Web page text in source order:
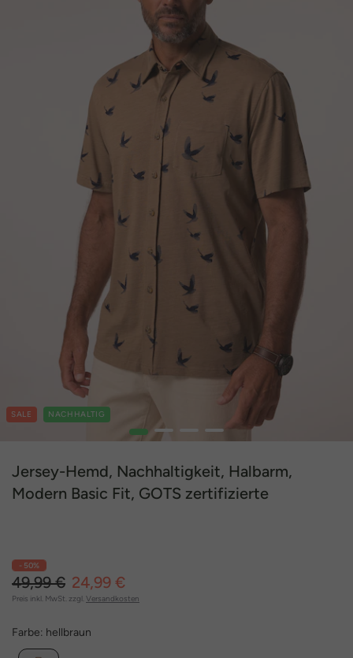
SALE NACHHALTIG
1 2 3 4
Jersey-Hemd, Nachhaltigkeit, Halbarm,
Modern Basic Fit, GOTS zertifizierte
- 50%
49,99 € 24,99 €
Preis inkl. MwSt. zzgl. Versandkosten
Farbe: hellbraun